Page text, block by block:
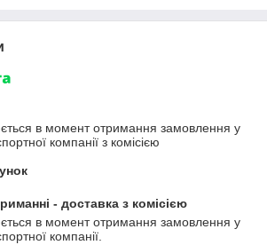
в момент отримання замовлення у
компанії з комісією
- доставка з комісією
в момент отримання замовлення у
компанії.